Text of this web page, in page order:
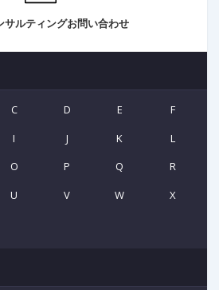
サルティングお問い合わせ
C D E
F
I J K
L
O P Q
R
U V W
X